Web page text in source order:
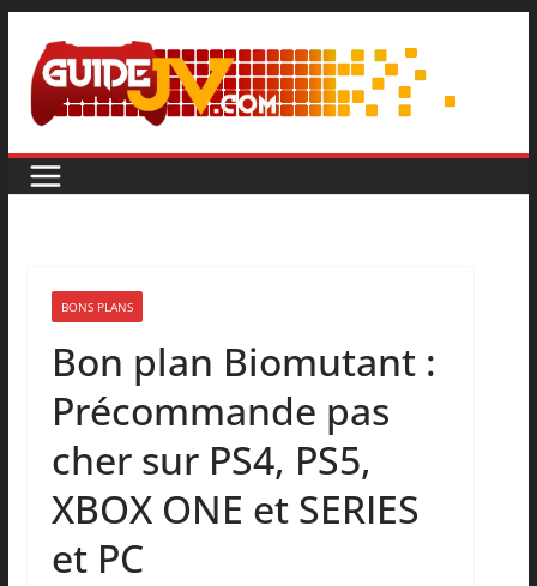
BONS PLANS
Bon plan Biomutant :
Précommande pas
cher sur PS4, PS5,
XBOX ONE et SERIES
et PC